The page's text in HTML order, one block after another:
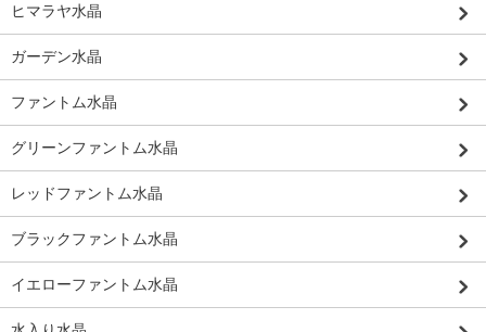
ヒマラヤ水晶
ガーデン水晶
ファントム水晶
グリーンファントム水晶
レッドファントム水晶
ブラックファントム水晶
イエローファントム水晶